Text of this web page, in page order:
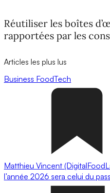
Réutiliser les boîtes
rapportées par les
Articles les plus lus
Business FoodTech
Matthieu Vincent
l’année 2026 sera celui du